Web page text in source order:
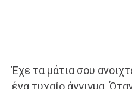
Έχε τα μάτια σου
ένα τυχαίο άγγιγμα.